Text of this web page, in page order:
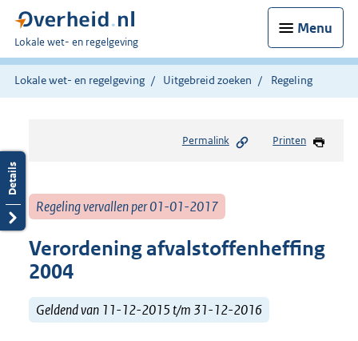
Menu
U
bent
hier:
Lokale wet- en regelgeving
Lokale wet- en regelgeving Uitgebreid zoeken Regeling
Permalink Printen
Regeling vervallen per 01-01-2017
Verordening afvalstoffenheffing
2004
Geldend van 11-12-2015 t/m 31-12-2016